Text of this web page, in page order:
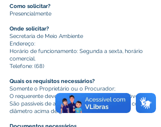
Como solicitar?
Presencialmente
Onde solicitar?
Secretaria de Meio Ambiente
Endereço:
Horário de funcionamento: Segunda a sexta, horário
comercial.
Telefone: (68)
Quais os requisitos necessários?
Somente o Proprietário ou o Procurador;
O requerente deve possuir a titularidade do imóvel;
São passiveis de autorização apenas as árvores com
diâmetro acima de 30cm.